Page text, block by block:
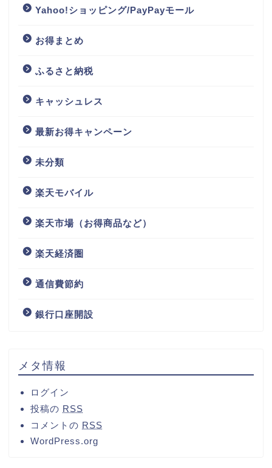
Yahoo!ショッピング/PayPayモール
お得まとめ
ふるさと納税
キャッシュレス
最新お得キャンペーン
未分類
楽天モバイル
楽天市場（お得商品など）
楽天経済圏
通信費節約
銀行口座開設
メタ情報
ログイン
投稿の RSS
コメントの RSS
WordPress.org